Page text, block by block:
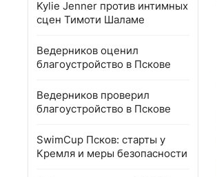
Kylie Jenner против интимных
сцен Тимоти Шаламе
Ведерников оценил
благоустройство в Пскове
Ведерников проверил
благоустройство в Пскове
SwimCup Псков: старты у
Кремля и меры безопасности